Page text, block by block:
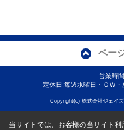
ペー
営業時
定休日:毎週水曜日・ＧＷ
Copyright(c) 株式会社ジェイ
当サイトでは、お客様の当サイト